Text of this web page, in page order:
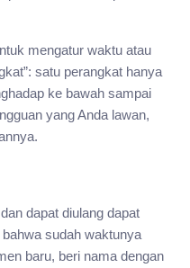
mengatur waktu atau
satu perangkat hanya
ke bawah sampai
yang Anda lawan,
dapat diulang dapat
sudah waktunya
baru, beri nama dengan